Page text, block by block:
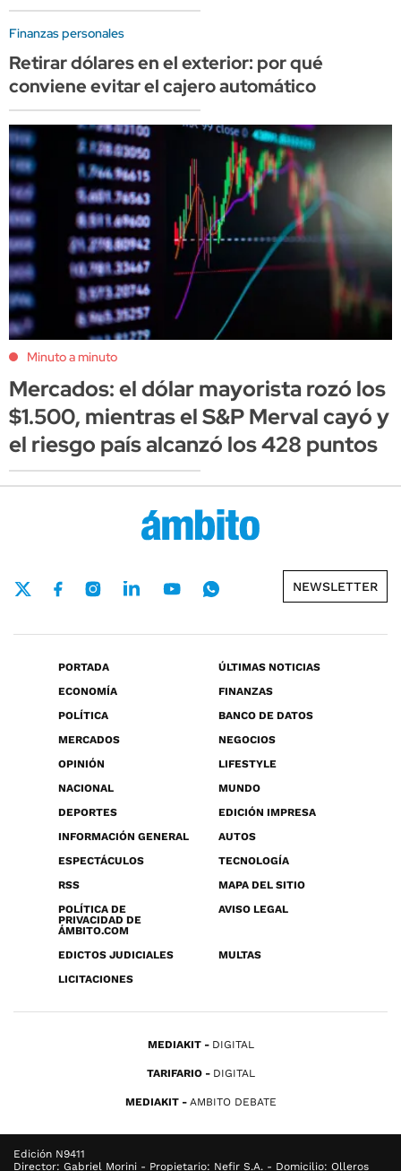
Finanzas personales
Retirar dólares en el exterior: por qué
conviene evitar el cajero automático
Minuto a minuto
Mercados: el dólar mayorista rozó los
$1.500, mientras el S&P Merval cayó y
el riesgo país alcanzó los 428 puntos
NEWSLETTER
PORTADA
ÚLTIMAS NOTICIAS
ECONOMÍA
FINANZAS
POLÍTICA
BANCO DE DATOS
MERCADOS
NEGOCIOS
OPINIÓN
LIFESTYLE
NACIONAL
MUNDO
DEPORTES
EDICIÓN IMPRESA
INFORMACIÓN GENERAL
AUTOS
ESPECTÁCULOS
TECNOLOGÍA
RSS
MAPA DEL SITIO
POLÍTICA DE
PRIVACIDAD DE
ÁMBITO.COM
AVISO LEGAL
EDICTOS JUDICIALES
MULTAS
LICITACIONES
MEDIAKIT DIGITAL
TARIFARIO DIGITAL
MEDIAKIT AMBITO DEBATE
Edición N9411
Director: Gabriel Morini - Propietario: Nefir S.A. - Domicilio: Olleros